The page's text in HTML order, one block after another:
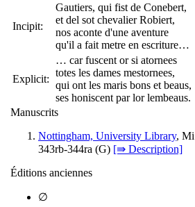
Incipit:
Gautiers, qui fist de Conebert,
et del sot chevalier Robiert,
nos aconte d'une aventure
qu'il a fait metre en escriture…
Explicit:
… car fuscent or si atornees
totes les dames mestornees,
qui ont les maris bons et beaus,
ses honiscent par lor lembeaus.
Manuscrits
Nottingham, University Library,
343rb-344ra (G) [⇛ Description]
Éditions anciennes
∅